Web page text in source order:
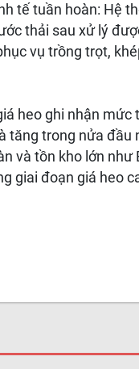
tế tuần hoàn: Hệ
thải sau xử lý
vụ trồng trọt,
heo ghi nhận
tăng trong nửa
và tồn kho lớn
giai đoạn giá heo